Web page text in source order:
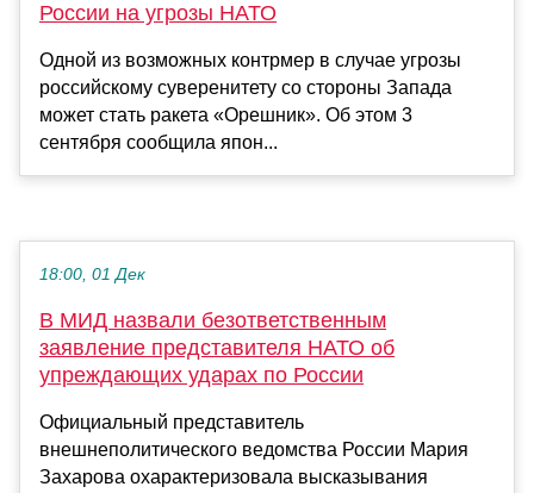
России на угрозы НАТО
Одной из возможных контрмер в случае угрозы
российскому суверенитету со стороны Запада
может стать ракета «Орешник». Об этом 3
сентября сообщила япон...
18:00, 01 Дек
В МИД назвали безответственным
заявление представителя НАТО об
упреждающих ударах по России
Официальный представитель
внешнеполитического ведомства России Мария
Захарова охарактеризовала высказывания